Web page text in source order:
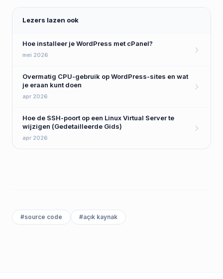
Lezers lazen ook
Hoe installeer je WordPress met cPanel?
mei 2026
Overmatig CPU-gebruik op WordPress-sites en wat
je eraan kunt doen
apr 2026
Hoe de SSH-poort op een Linux Virtual Server te
wijzigen (Gedetailleerde Gids)
apr 2026
#source code #açık kaynak